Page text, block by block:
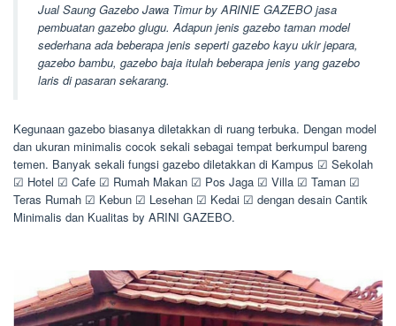
Jual Saung Gazebo Jawa Timur by ARINIE GAZEBO jasa
pembuatan gazebo glugu. Adapun jenis gazebo taman model
sederhana ada beberapa jenis seperti gazebo kayu ukir jepara,
gazebo bambu, gazebo baja itulah beberapa jenis yang gazebo
laris di pasaran sekarang.
Kegunaan gazebo biasanya diletakkan di ruang terbuka. Dengan model
dan ukuran minimalis cocok sekali sebagai tempat berkumpul bareng
temen. Banyak sekali fungsi gazebo diletakkan di Kampus ☑ Sekolah
☑ Hotel ☑ Cafe ☑ Rumah Makan ☑ Pos Jaga ☑ Villa ☑ Taman ☑
Teras Rumah ☑ Kebun ☑ Lesehan ☑ Kedai ☑ dengan desain Cantik
Minimalis dan Kualitas by ARINI GAZEBO.